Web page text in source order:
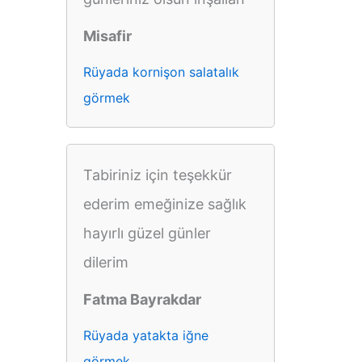
Misafir
Rüyada kornişon salatalık
görmek
Tabiriniz için teşekkür
ederim emeğinize sağlık
hayırlı güzel günler
dilerim
Fatma Bayrakdar
Rüyada yatakta iğne